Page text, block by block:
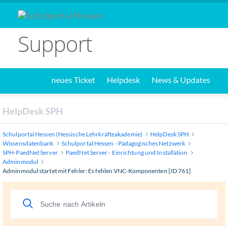
Support
neues Ticket Helpdesk News & Updates
HelpDesk SPH
Schulportal Hessen (Hessische Lehrkräfteakademie)
HelpDesk SPH
Wissensdatenbank
Schulportal Hessen - Pädagogisches Netzwerk
SPH-PaedNet Server
PaedNet Server - Einrichtung und Installation
Adminmodul
Adminmodul startet mit Fehler: Es fehlen VNC-Komponenten [ID 761]